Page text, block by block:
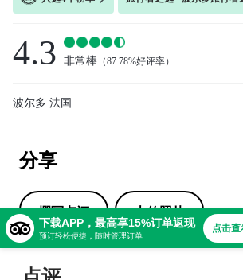
4.3 非常棒 （87.78%好评率）
波尔多 法国
分享
撰写点评 上传照片
下载APP，最高享15%订单返现
预订轻松便捷，随时管理订单
点击查